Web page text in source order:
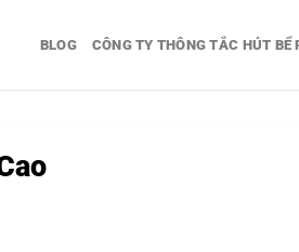
BLOG CÔNG TY THÔNG TẮC HÚT